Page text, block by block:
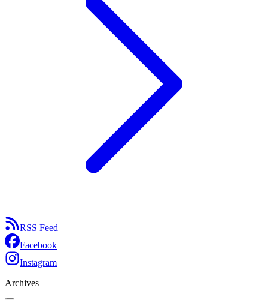
RSS Feed
Facebook
Instagram
Archives